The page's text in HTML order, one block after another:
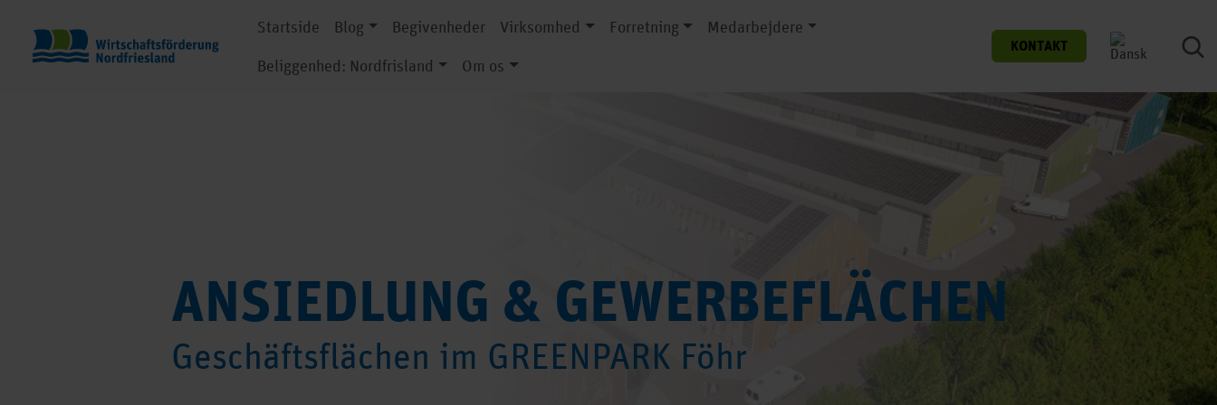
Startside Blog Begivenheder Virksomhed Forretning Medarbejdere
Beliggenhed: Nordfrisland Om os
KONTAKT
ANSIEDLUNG & GEWERBEFLÄCHEN
Geschäftsflächen im GREENPARK Föhr